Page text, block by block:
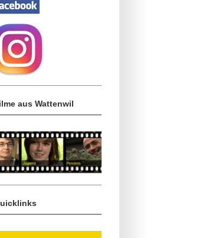
aus Wattenwil